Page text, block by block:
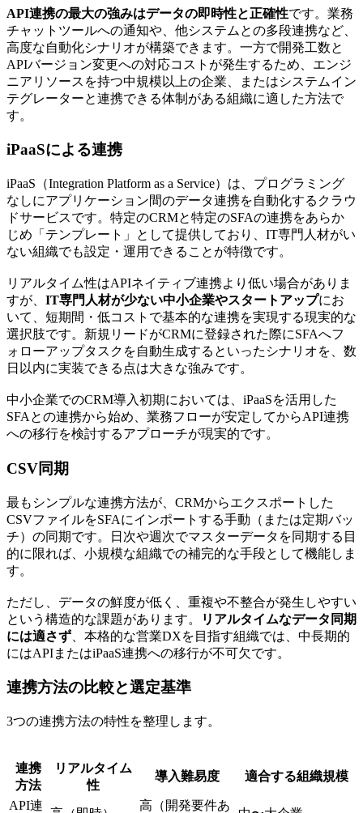
API連携の最大の強みはデータの即時性と正確性です。業務
チャットツールへの通知や、他システムとの多段連携など、
高度な自動化シナリオが構築できます。一方で開発工数と
APIバージョン変更への対応コストが発生するため、エンジ
ニアリソースを持つ中規模以上の企業、またはシステムイン
テグレーターと連携できる体制がある組織に適した方法で
す。
iPaaSによる連携
iPaaS（Integration Platform as a Service）は、プログラミング
なしにアプリケーション間のデータ連携を自動化するクラウ
ドサービスです。特定のCRMと特定のSFAの連携をあらか
じめ「テンプレート」として提供しており、IT専門人材がい
ない組織でも設定・運用できることが特徴です。
リアルタイム性はAPIネイティブ連携より低い場合がありま
すが、 IT専門人材が少ない中小企業やスタートアップにお
いて、短期間・低コストで基本的な連携を実現する現実的な
選択肢です。新規リードがCRMに登録された際にSFAへフ
ォローアップタスクを自動生成するといったシナリオを、数
日以内に実装できる点は大きな強みです。
中小企業でのCRM導入初期においては、iPaaSを活用した
SFAとの連携から始め、業務フローが安定してからAPI連携
への移行を検討するアプローチが現実的です。
CSV同期
最もシンプルな連携方法が、CRMからエクスポートした
CSVファイルをSFAにインポートする手動（または定期バッ
チ）の同期です。日次や週次でマスターデータを同期する目
的に限れば、小規模な組織での補完的な手段として機能しま
す。
ただし、データの鮮度が低く、重複や不整合が発生しやすい
という構造的な課題があります。
リアルタイムなデータ同期
には適さず 、本格的な営業DXを目指す組織では、中長期的
にはAPIまたはiPaaS連携への移行が不可欠です。
連携方法の比較と選定基準
3つの連携方法の特性を整理します。
連携
方法
リアルタイム
性
導入難易度 適合する組織規模
API連 高（開発要件あ